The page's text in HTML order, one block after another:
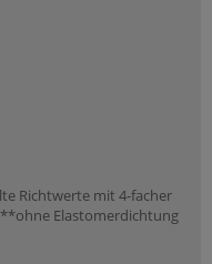
Richtwerte mit 4-facher
Elastomerdichtung